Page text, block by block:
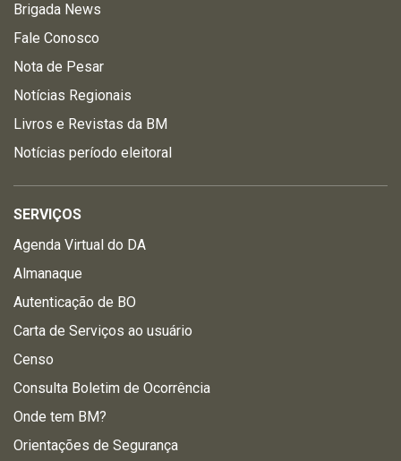
Brigada News
Fale Conosco
Nota de Pesar
Notícias Regionais
Livros e Revistas da BM
Notícias período eleitoral
SERVIÇOS
Agenda Virtual do DA
Almanaque
Autenticação de BO
Carta de Serviços ao usuário
Censo
Consulta Boletim de Ocorrência
Onde tem BM?
Orientações de Segurança